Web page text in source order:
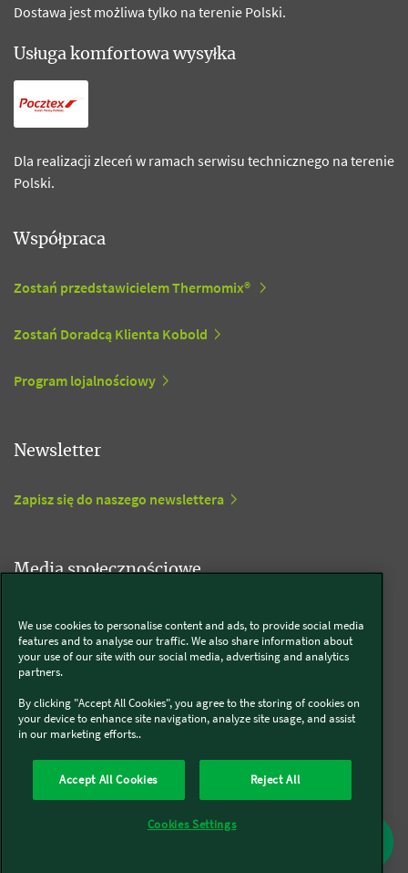
Dostawa jest możliwa tylko na terenie Polski.
Usługa komfortowa wysyłka
Dla realizacji zleceń w ramach serwisu technicznego na terenie
Polski.
Współpraca
Zostań przedstawicielem Thermomix®
Zostań Doradcą Klienta Kobold
Program lojalnościowy
Newsletter
Zapisz się do naszego newslettera
Media społecznościowe
Kobold
Thermomix®
We use cookies to personalise content and ads, to provide social media
features and to analyse our traffic. We also share information about
your use of our site with our social media, advertising and analytics
partners.
By clicking "Accept All Cookies", you agree to the storing of cookies on
your device to enhance site navigation, analyze site usage, and assist
in our marketing efforts..
Accept All Cookies Reject All
Cookies Settings